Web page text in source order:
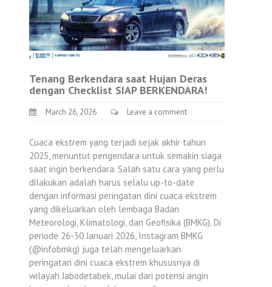
Tenang Berkendara saat Hujan Deras
dengan Checklist SIAP BERKENDARA!
March 26, 2026 Leave a comment
Cuaca ekstrem yang terjadi sejak akhir tahun
2025, menuntut pengendara untuk semakin siaga
saat ingin berkendara. Salah satu cara yang perlu
dilakukan adalah harus selalu up-to-date
dengan informasi peringatan dini cuaca ekstrem
yang dikeluarkan oleh lembaga Badan
Meteorologi, Klimatologi, dan Geofisika (BMKG). Di
periode 26-30 Januari 2026, Instagram BMKG
(@infobmkg) juga telah mengeluarkan
peringatan dini cuaca ekstrem khususnya di
wilayah Jabodetabek, mulai dari potensi angin